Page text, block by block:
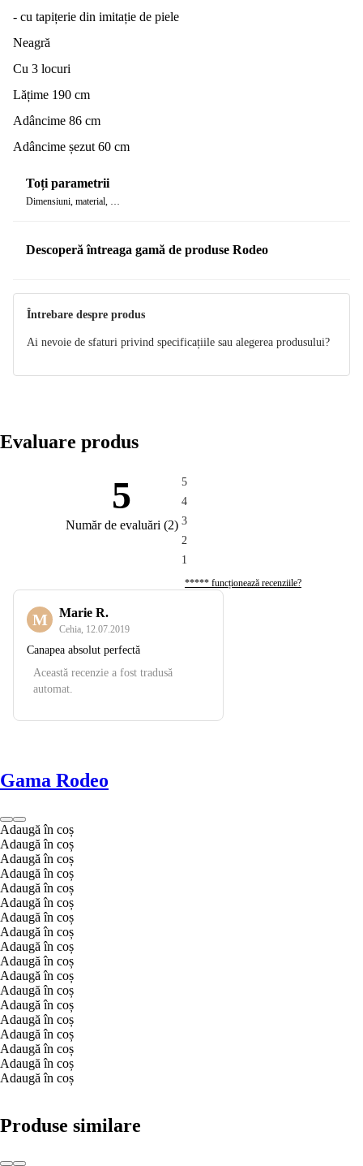
- cu tapițerie din imitație de piele
Neagră
Cu 3 locuri
Lățime 190 cm
Adâncime 86 cm
Adâncime șezut 60 cm
Toți parametrii
Dimensiuni, material, …
Descoperă întreaga gamă de produse Rodeo
Întrebare despre produs
Ai nevoie de sfaturi privind specificațiile sau alegerea produsului?
Evaluare produs
5
Număr de evaluări (2)
5
4
3
2
1
***** funcționează recenziile?
M Marie R.
Cehia 12.07.2019
Canapea absolut perfectă
Această recenzie a fost tradusă
automat.
Gama Rodeo
Adaugă în coș
Adaugă în coș
Adaugă în coș
Adaugă în coș
Adaugă în coș
Adaugă în coș
Adaugă în coș
Adaugă în coș
Adaugă în coș
Adaugă în coș
Adaugă în coș
Adaugă în coș
Adaugă în coș
Adaugă în coș
Adaugă în coș
Adaugă în coș
Adaugă în coș
Adaugă în coș
Produse similare